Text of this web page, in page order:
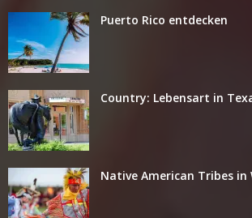
Puerto Rico entdecken
Country: Lebensart in
Native American Tribes in